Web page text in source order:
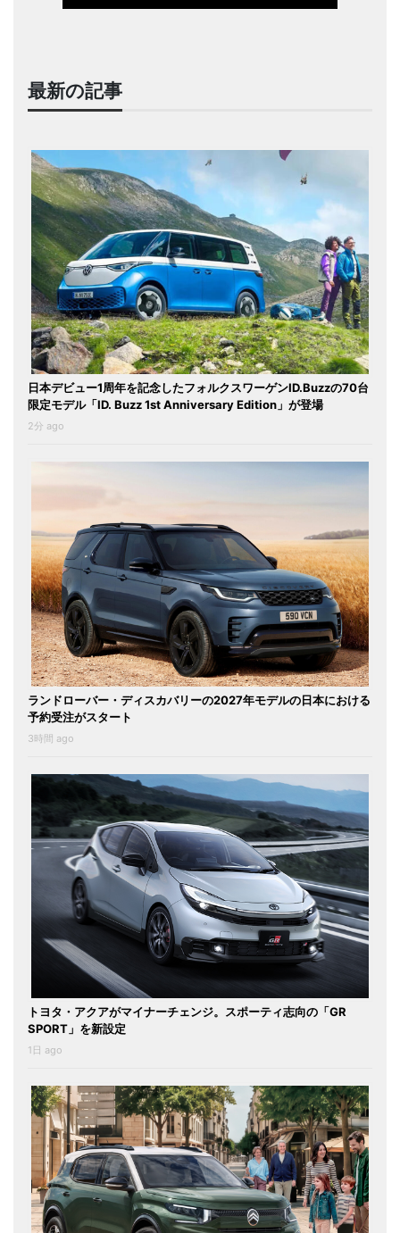
最新の記事
日本デビュー1周年を記念したフォルクスワーゲンID.Buzzの70台
限定モデル「ID. Buzz 1st Anniversary Edition」が登場
2分 ago
ランドローバー・ディスカバリーの2027年モデルの日本における
予約受注がスタート
3時間 ago
トヨタ・アクアがマイナーチェンジ。スポーティ志向の「GR
SPORT」を新設定
1日 ago